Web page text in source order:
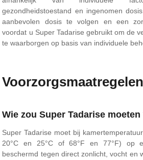
gezondheidstoestand en ingenomen
aanbevolen dosis te volgen en een
voordat u Super Tadarise gebruikt om de
te waarborgen op basis van individuele
Voorzorgsmaatregelen
Wie zou Super Tadarise
Super Tadarise moet bij
20°C en 25°C of 68°F en 77°F) op
beschermd tegen direct zonlicht, vocht en